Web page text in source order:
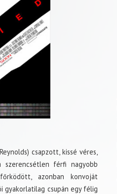
csapzott, kissé véres,
szerencsétlen férfi nagyobb
azonban konvoját
gyakorlatilag csupán egy félig